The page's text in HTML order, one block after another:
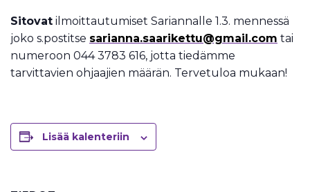
Sitovat ilmoittautumiset Sariannalle 1.3. mennessä
joko s.postitse sarianna.saarikettu@gmail.com tai
numeroon 044 3783 616, jotta tiedämme
tarvittavien ohjaajien määrän. Tervetuloa mukaan!
Lisää kalenteriin